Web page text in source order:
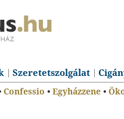
Szeretetszolgálat
Confessio • Egyházzene •